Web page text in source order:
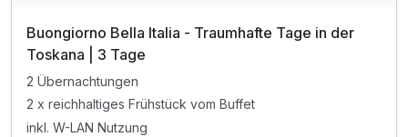
Buongiorno Bella Italia - Traumhafte Tage in der
Toskana | 3 Tage
2 Übernachtungen
2 x reichhaltiges Frühstück vom Buffet
inkl. W-LAN Nutzung